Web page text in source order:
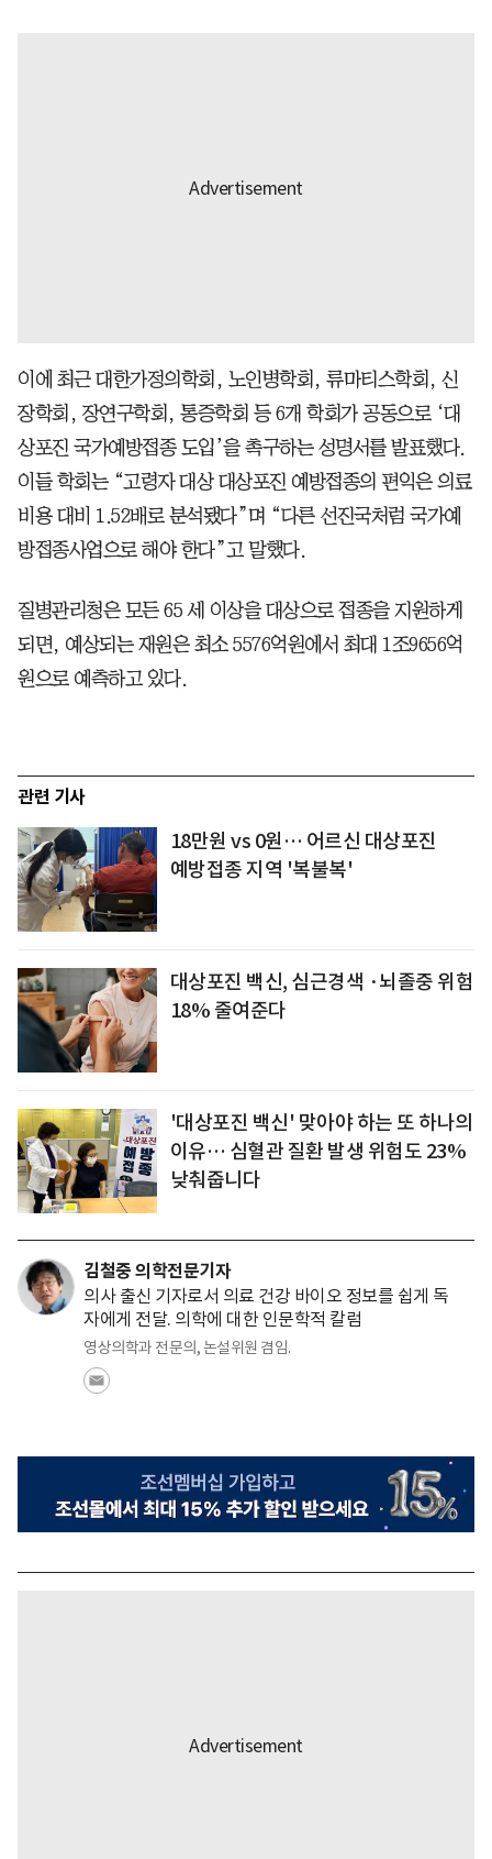
이에 최근 대한가정의학회, 노인병학회, 류마티스학회, 신
장학회, 장연구학회, 통증학회 등 6개 학회가 공동으로 ‘대
상포진 국가예방접종 도입’을 촉구하는 성명서를 발표했다.
이들 학회는 “고령자 대상 대상포진 예방접종의 편익은 의료
비용 대비 1.52배로 분석됐다”며 “다른 선진국처럼 국가예
방접종사업으로 해야 한다”고 말했다.
질병관리청은 모든 65 세 이상을 대상으로 접종을 지원하게
되면, 예상되는 재원은 최소 5576억원에서 최대 1조9656억
원으로 예측하고 있다.
관련 기사
18만원 vs 0원… 어르신 대상포진
예방접종 지역 '복불복'
대상포진 백신, 심근경색 ·뇌졸중 위험
18% 줄여준다
'대상포진 백신' 맞아야 하는 또 하나의
이유… 심혈관 질환 발생 위험도 23%
낮춰줍니다
김철중 의학전문기자
의사 출신 기자로서 의료 건강 바이오 정보를 쉽게 독
자에게 전달. 의학에 대한 인문학적 칼럼
영상의학과 전문의, 논설위원 겸임.